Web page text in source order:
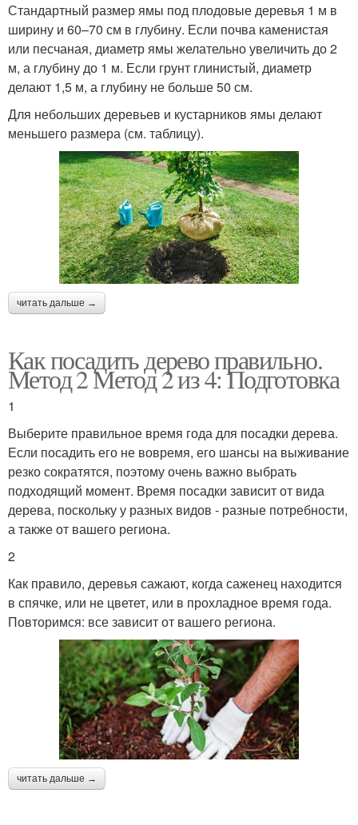
Стандартный размер ямы под плодовые деревья 1 м в
ширину и 60–70 см в глубину. Если почва каменистая
или песчаная, диаметр ямы желательно увеличить до 2
м, а глубину до 1 м. Если грунт глинистый, диаметр
делают 1,5 м, а глубину не больше 50 см.
Для небольших деревьев и кустарников ямы делают
меньшего размера (см. таблицу).
читать дальше →
Как посадить дерево правильно.
Метод 2 Метод 2 из 4: Подготовка
1
Выберите правильное время года для посадки дерева.
Если посадить его не вовремя, его шансы на выживание
резко сократятся, поэтому очень важно выбрать
подходящий момент. Время посадки зависит от вида
дерева, поскольку у разных видов - разные потребности,
а также от вашего региона.
2
Как правило, деревья сажают, когда саженец находится
в спячке, или не цветет, или в прохладное время года.
Повторимся: все зависит от вашего региона.
читать дальше →